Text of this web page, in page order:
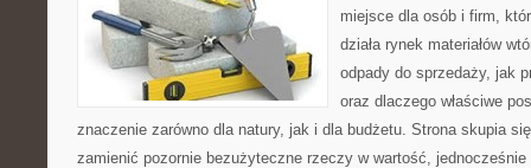
miejsce dla osób i firm,
działa rynek materiałów
odpady do sprzedaży, jak
oraz dlaczego właściwe
znaczenie zarówno dla natury, jak i dla budżetu. Strona skupia
zamienić pozornie bezużyteczne rzeczy w wartość, jednocześnie